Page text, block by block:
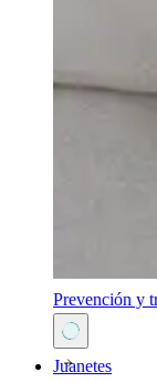
Prevención y
Juanetes